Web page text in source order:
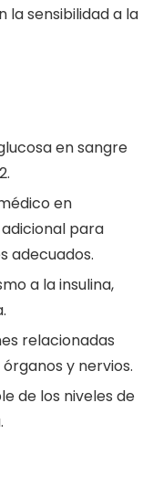
la sensibilidad a la
en sangre
en
para
adecuados.
a la insulina,
relacionadas
y nervios.
de los niveles de